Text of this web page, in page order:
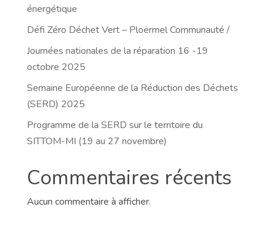
énergétique
Défi Zéro Déchet Vert – Ploërmel Communauté /
Journées nationales de la réparation 16 -19
octobre 2025
Semaine Européenne de la Réduction des Déchets
(SERD) 2025
Programme de la SERD sur le territoire du
SITTOM-MI (19 au 27 novembre)
Commentaires récents
Aucun commentaire à afficher.